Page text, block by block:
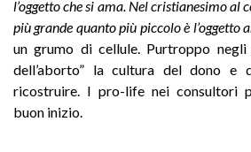
l’oggetto che si ama. Nel cristianesimo al
più grande quanto più piccolo è l’oggetto
un grumo di cellule. Purtroppo negli
dell’aborto” la cultura del dono
ricostruire. I pro-life nei consultori
buon inizio.